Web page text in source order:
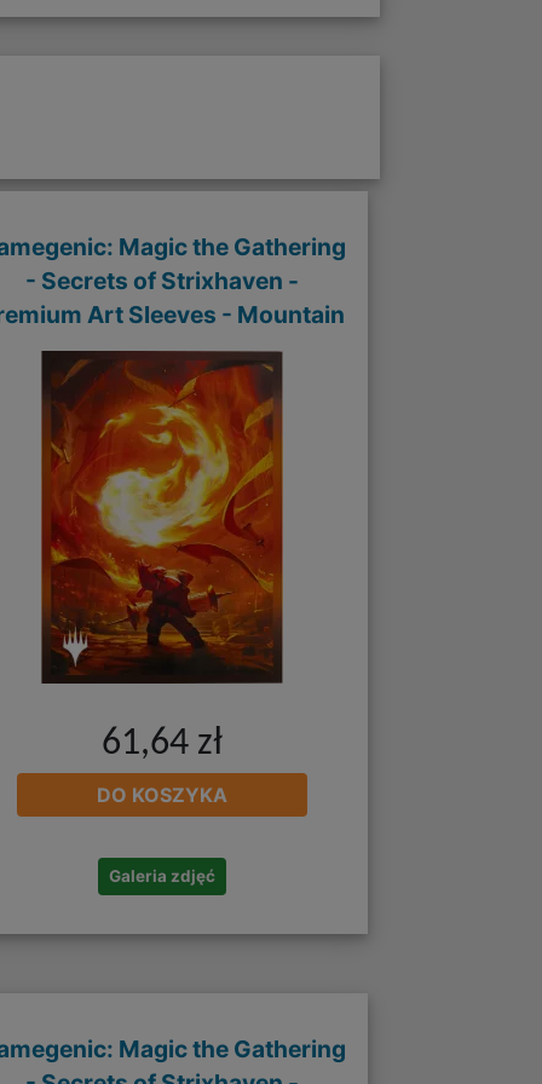
Magic the Gathering
- Secrets of Strixhaven -
Art Sleeves - Mountain
61,64 zł
DO KOSZYKA
Galeria zdjęć
Magic the Gathering